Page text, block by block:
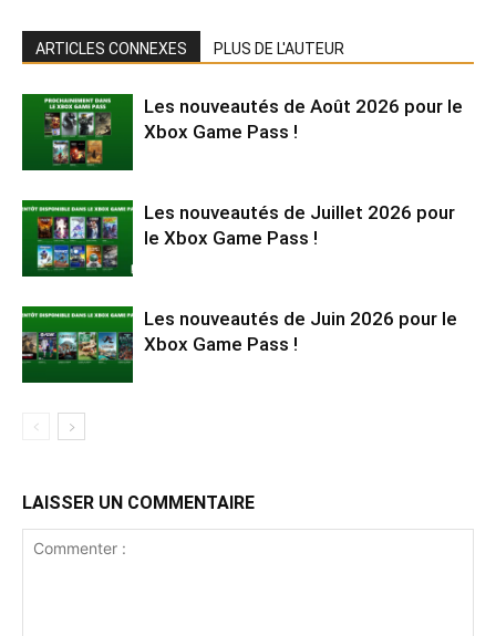
ARTICLES CONNEXES PLUS DE L'AUTEUR
Les nouveautés de Août 2026 pour le
Xbox Game Pass !
Les nouveautés de Juillet 2026 pour
le Xbox Game Pass !
Les nouveautés de Juin 2026 pour le
Xbox Game Pass !
LAISSER UN COMMENTAIRE